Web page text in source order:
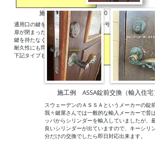
施工例 キーレックス800
通用口の鍵を自動施錠式にし、暗証番号で開けたい！
​扉が閉まったら自動的に施錠。
鍵を持たなくても開錠できる。
​耐久性にも問題の無い製品です。
​下記タイプもございます。
施工例 ASSA錠前交換（輸入住宅）
スウェーデンのＡＳＳＡというメーカーの錠前
我々鍵屋さんでは一般的な輸入メーカーで昔は
ッパからシリンダーを輸入していましたが、最
良いシリンダーが出ていますので、キーシリン
分だけの交換でしたら即日対応出来ます。